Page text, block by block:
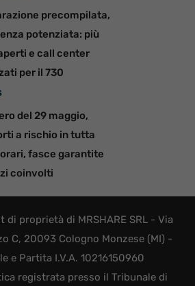
precompilata,
potenziata: più
e call center
per il 730
del 29 maggio,
a rischio in tutta
fasce garantite
coinvolti
proprietà di MRSHARE SRL - Via
C, 20093 Cologno Monzese (MI) -
e Partita I.V.A. 10216150960
registrata presso il Tribunale di